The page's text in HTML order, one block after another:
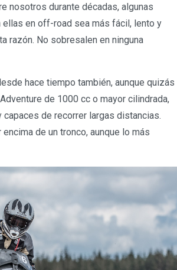
nosotros durante décadas, algunas
ellas en off-road sea más fácil, lento y
razón. No sobresalen en ninguna
hace tiempo también, aunque quizás
de 1000 cc o mayor cilindrada,
de recorrer largas distancias.
de un tronco, aunque lo más